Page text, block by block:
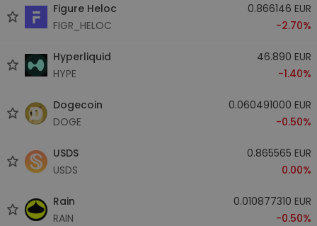
Figure Heloc
FIGR_HELOC
0.866146 EUR
-2.70%
Hyperliquid
HYPE
46.890 EUR
-1.40%
Dogecoin
DOGE
0.060491000 EUR
-0.50%
USDS
USDS
0.865565 EUR
0.00%
Rain
RAIN
0.010877310 EUR
-0.50%